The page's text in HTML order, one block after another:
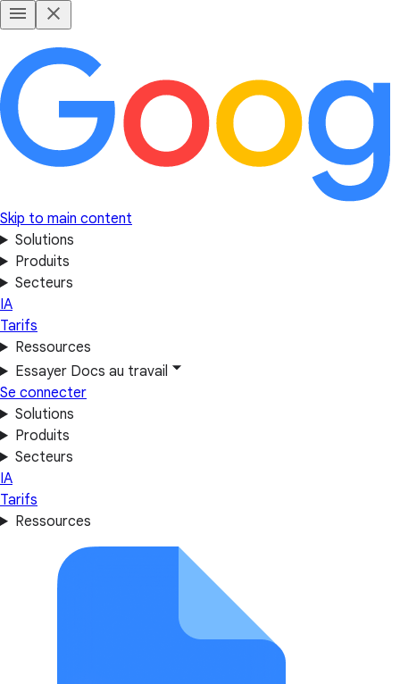
Skip to main content
Solutions
Produits
Secteurs
IA
Tarifs
Ressources
Essayer Docs au travail
Se connecter
Solutions
Produits
Secteurs
IA
Tarifs
Ressources